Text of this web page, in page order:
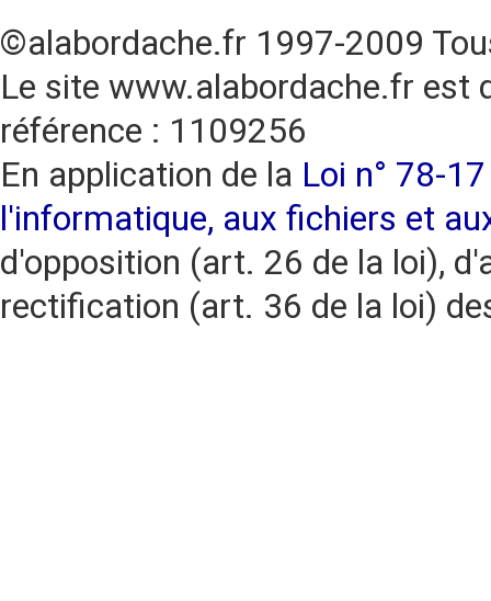
©alabordache.fr 1997-2009
Le site www.alabordache.fr est
référence : 1109256
En application de la Loi n° 78-
l'informatique, aux fichiers et
d'opposition (art. 26 de la loi),
rectification (art. 36 de la loi)